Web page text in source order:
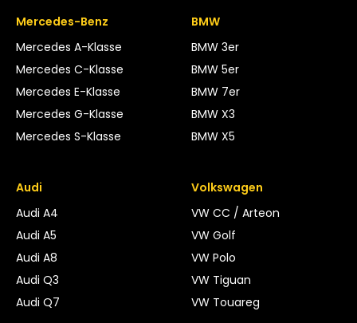
Mercedes-Benz
Mercedes A-Klasse
Mercedes C-Klasse
Mercedes E-Klasse
Mercedes G-Klasse
Mercedes S-Klasse
BMW
BMW 3er
BMW 5er
BMW 7er
BMW X3
BMW X5
Audi
Audi A4
Audi A5
Audi A8
Audi Q3
Audi Q7
Volkswagen
VW CC / Arteon
VW Golf
VW Polo
VW Tiguan
VW Touareg